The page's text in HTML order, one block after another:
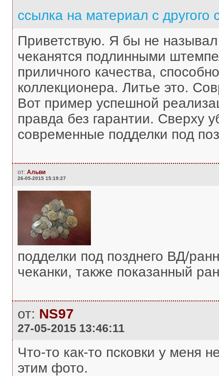
ссылка на материал с другого
Приветствую. Я бы не
чеканятся подлинными
приличного качества,
коллекционера. Литье это.
Вот пример успешной
правда без гарантии. Сверху
современные подделки под
от: Альви
26-05-2015 15:19:27
подделки под позднего ВД/
чеканки, также показанный
от: NS97
27-05-2015 13:46:11
Что-то как-то псковки у меня
этим фото.